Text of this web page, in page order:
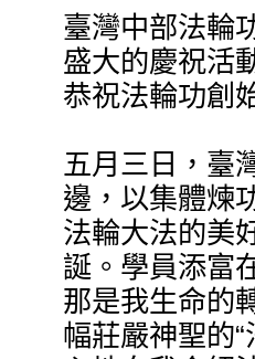
臺灣中部法輪
盛大的慶祝活
恭祝法輪功創
五月三日，臺
邊，以集體煉
法輪大法的美
誕。學員添富
那是我生命的
幅莊嚴神聖的